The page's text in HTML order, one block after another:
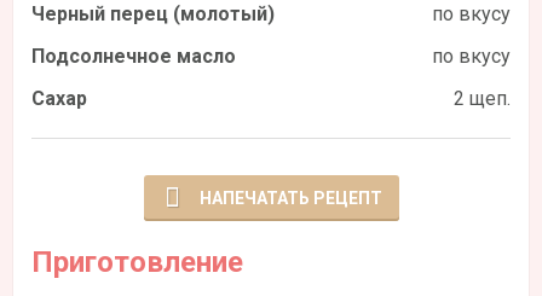
Черный перец (молотый)
по вкусу
Подсолнечное масло
по вкусу
Сахар
2 щеп.
НАПЕЧАТАТЬ РЕЦЕПТ
Приготовление